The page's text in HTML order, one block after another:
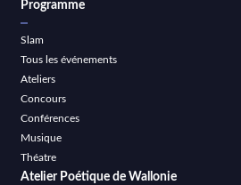
Programme
Slam
Tous les événements
Ateliers
Concours
Conférences
Musique
Théatre
Atelier Poétique de Wallonie